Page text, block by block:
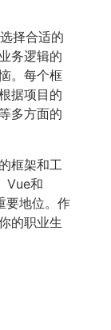
择合适的
务逻辑的
。每个框
据项目的
多方面的
框架和工
Vue和
要地位。作
的职业生